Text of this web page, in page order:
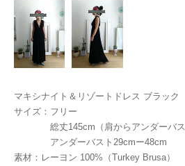
マキシナイト＆リゾートドレス ブラック
サイズ：フリー
総丈145cm（肩からアンダーバス
アンダーバスト29cmー48cm
素材：レーヨン 100%（Turkey Brusa）